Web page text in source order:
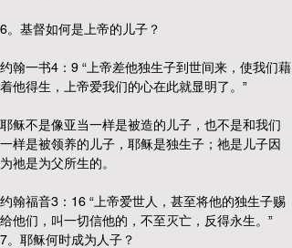
6。基督如何是上帝的儿子？
约翰一书4：9 “上帝差他独生子到世间来，使我们藉
着他得生，上帝爱我们的心在此就显明了。”
耶稣不是像亚当一样是被造的儿子，也不是和我们
一样是被领养的儿子，耶稣是独生子；祂是儿子因
为祂是为父所生的。
约翰福音3：16 “上帝爱世人，甚至将他的独生子赐
给他们，叫一切信他的，不至灭亡，反得永生。”
7。耶稣何时成为人子？